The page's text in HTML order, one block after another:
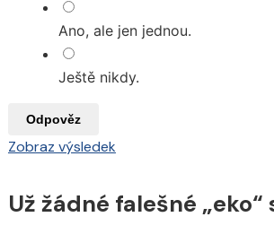
Ano, ale jen jednou.
Ještě nikdy.
Odpověz
Zobraz výsledek
Už žádné falešné „eko“